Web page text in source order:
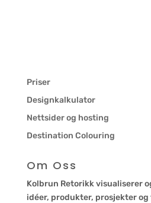
Priser
Designkalkulator
Nettsider og hosting
Destination Colouring
Om Oss
Kolbrun Retorikk visualiserer
idéer, produkter, prosjekter